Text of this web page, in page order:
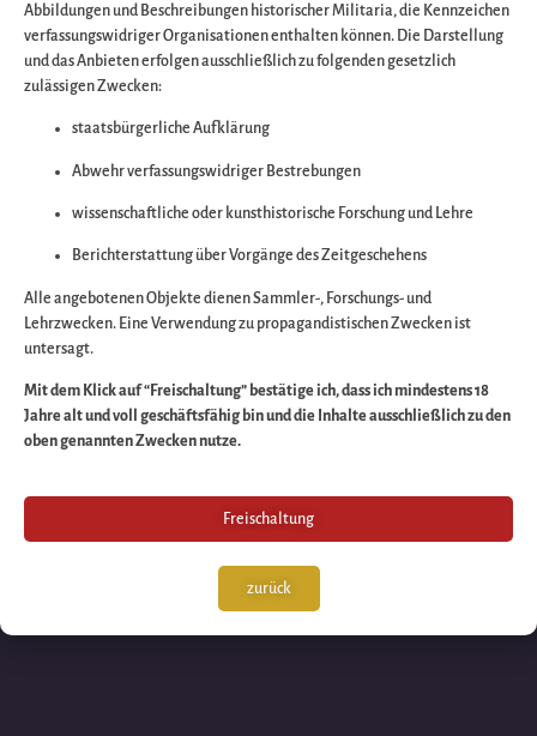
Entschuldigen Sie
bitte die
Wir arbeiten an
großartigen Sache
schauen Sie bald
wieder vorbei!
Abbildungen und Beschreibungen historischer Militaria, die Kennzeichen
verfassungswidriger Organisationen enthalten können. Die Darstellung
und das Anbieten erfolgen ausschließlich zu folgenden gesetzlich
zulässigen Zwecken:
staatsbürgerliche Aufklärung
Abwehr verfassungswidriger Bestrebungen
wissenschaftliche oder kunsthistorische Forschung und Lehre
Berichterstattung über Vorgänge des Zeitgeschehens
Alle angebotenen Objekte dienen Sammler-, Forschungs- und
Lehrzwecken. Eine Verwendung zu propagandistischen Zwecken ist
untersagt.
Mit dem Klick auf “Freischaltung” bestätige ich, dass ich mindestens 18
Jahre alt und voll geschäftsfähig bin und die Inhalte ausschließlich zu den
oben genannten Zwecken nutze.
Freischaltung
zurück